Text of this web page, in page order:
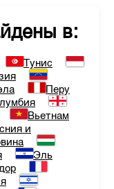
в:
Тунис
Перу
Вьетнам
и
Эль